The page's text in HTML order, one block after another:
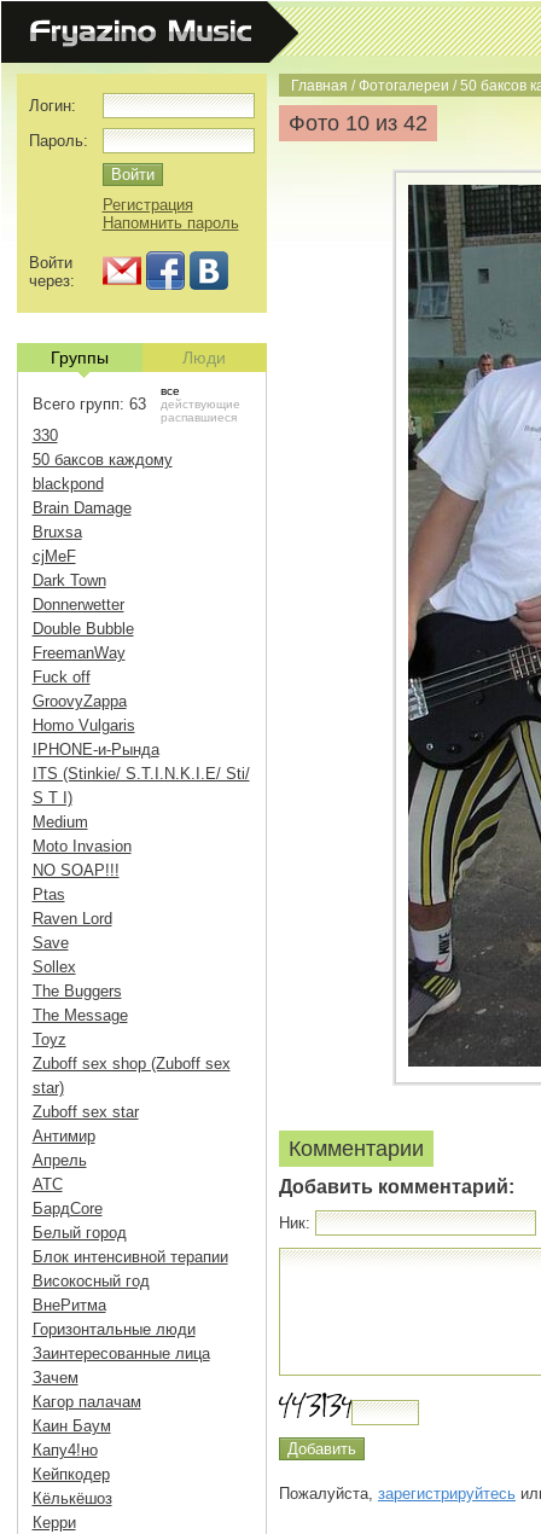
Главная /Фотогалереи /50 баксов
Фото 10 из 42
Комментарии
Добавить комментарий:
Ник:
Пожалуйста, зарегистрируйтесь
Логин:
Пароль:
Регистрация
Напомнить пароль
Войти
через:
Группы Люди
Всего групп: 63
все
действующие
распавшиеся
330
50 баксов каждому
blackpond
Brain Damage
Bruxsa
cjMeF
Dark Town
Donnerwetter
Double Bubble
FreemanWay
Fuck off
GroovyZappa
Homo Vulgaris
IPHONE-и-Рында
ITS (Stinkie/ S.T.I.N.K.I.E/ Sti/
S T I)
Medium
Moto Invasion
NO SOAP!!!
Ptas
Raven Lord
Save
Sollex
The Buggers
The Message
Toyz
Zuboff sex shop (Zuboff sex
star)
Zuboff sex star
Антимир
Апрель
АТС
БардCore
Белый город
Блок интенсивной терапии
Високосный год
ВнеРитма
Горизонтальные люди
Заинтересованные лица
Зачем
Кагор палачам
Каин Баум
Капу4!но
Кейпкодер
Кёлькёшоз
Керри